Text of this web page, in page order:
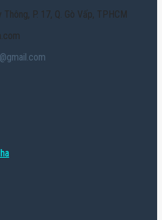
P. 17, Q. Gò Vấp, TPHCM